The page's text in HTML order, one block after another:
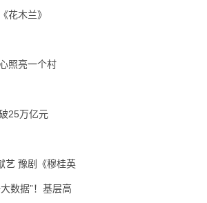
花木兰》
照亮一个村
25万亿元
艺 豫剧《穆桂英
数据”！基层高